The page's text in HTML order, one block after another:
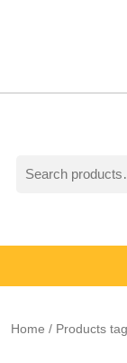
for:
Home / Products